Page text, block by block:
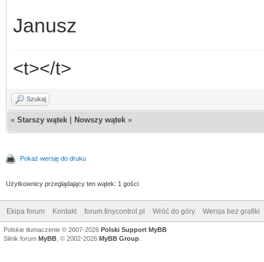
Janusz
<t></t>
Szukaj
« Starszy wątek Nowszy wątek »
Pokaż wersję do druku
Użytkownicy przeglądający ten wątek: 1 gości
Ekipa forum Kontakt forum.tinycontrol.pl Wróć do góry Wersja bez grafiki
Polskie tłumaczenie © 2007-2026 Polski Support MyBB
Silnik forum MyBB , © 2002-2026 MyBB Group